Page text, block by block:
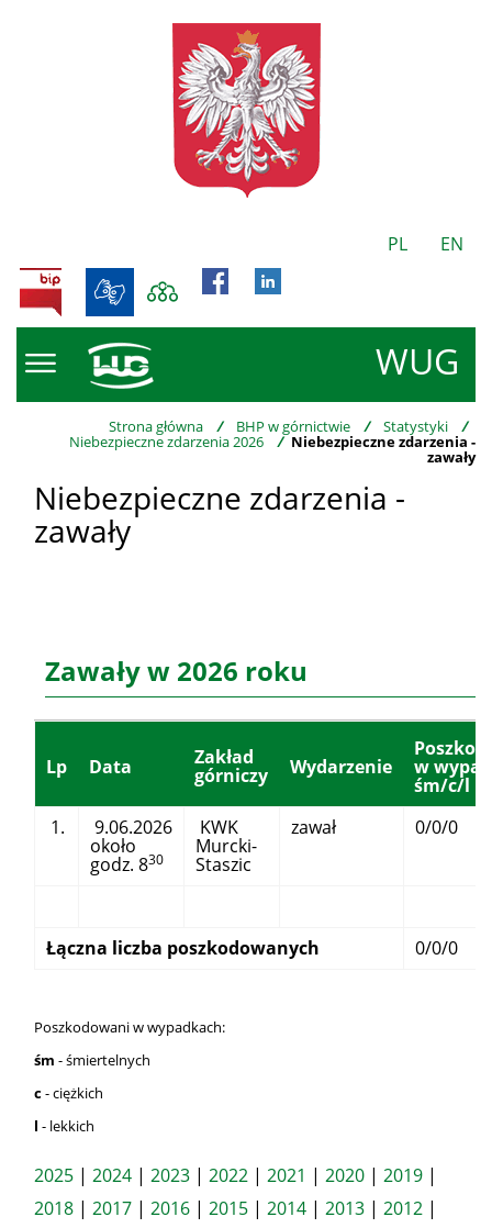
PL EN
WUG
BIP
Strona główna / BHP w górnictwie / Statystyki /
Niebezpieczne zdarzenia 2026 / Niebezpieczne zdarzenia -
zawały
Niebezpieczne zdarzenia -
zawały
Zawały w 2026 roku
Lp Data Zakład
górniczy Wydarzenie w
śm/c/l
1.
9.06.2026
około
godz. 830
KWK
Murcki-
Staszic
zawał 0/0/0
Łączna liczba poszkodowanych 0/0/0
Poszkodowani w wypadkach:
śm - śmiertelnych
c- ciężkich
l - lekkich
2025 | 2024 | 2023 | 2022 | 2021 | 2020 | 2019 |
2018 | 2017 | 2016 | 2015 | 2014 | 2013 | 2012 |